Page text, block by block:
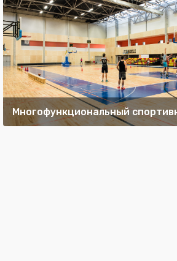
Многофункциональный